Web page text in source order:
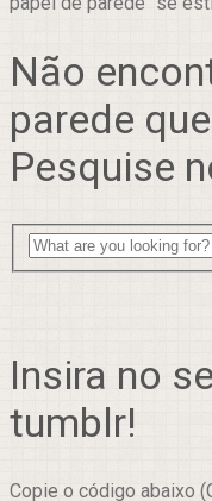
Não
parede
Pesquise
Insira no
tumblr!
Copie o código abaixo